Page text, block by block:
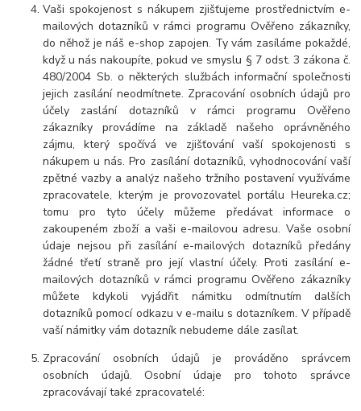
Vaši spokojenost s nákupem zjišťujeme prostřednictvím e-
mailových dotazníků v rámci programu Ověřeno zákazníky,
do něhož je náš e-shop zapojen. Ty vám zasíláme pokaždé,
když u nás nakoupíte, pokud ve smyslu § 7 odst. 3 zákona č.
480/2004 Sb. o některých službách informační společnosti
jejich zasílání neodmítnete. Zpracování osobních údajů pro
účely zaslání dotazníků v rámci programu Ověřeno
zákazníky provádíme na základě našeho oprávněného
zájmu, který spočívá ve zjišťování vaší spokojenosti s
nákupem u nás. Pro zasílání dotazníků, vyhodnocování vaší
zpětné vazby a analýz našeho tržního postavení využíváme
zpracovatele, kterým je provozovatel portálu Heureka.cz;
tomu pro tyto účely můžeme předávat informace o
zakoupeném zboží a vaši e-mailovou adresu. Vaše osobní
údaje nejsou při zasílání e-mailových dotazníků předány
žádné třetí straně pro její vlastní účely. Proti zasílání e-
mailových dotazníků v rámci programu Ověřeno zákazníky
můžete kdykoli vyjádřit námitku odmítnutím dalších
dotazníků pomocí odkazu v e-mailu s dotazníkem. V případě
vaší námitky vám dotazník nebudeme dále zasílat.
Zpracování osobních údajů je prováděno správcem
osobních údajů. Osobní údaje pro tohoto správce
zpracovávají také zpracovatelé: